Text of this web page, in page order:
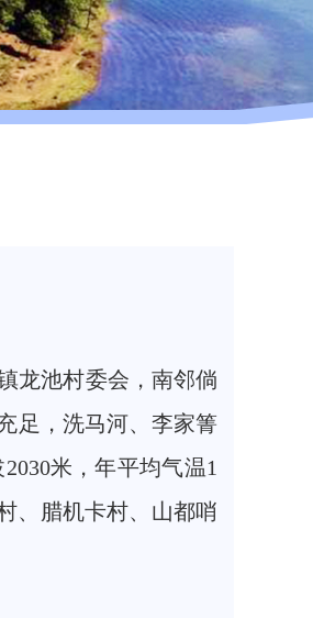
龙池村委会，南邻倘
足，洗马河、李家箐
米，年平均气温1
、腊机卡村、山都哨